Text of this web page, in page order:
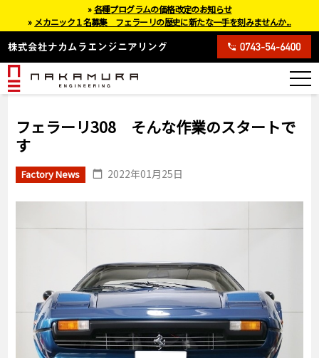
フェラーリ308 そんな作業のスタートで
す
Factory News 2022年01月25日
»各種プログラムの価格改定のお知らせ
» メカニック１名募集 フェラーリの歴史に新たな一手を刻みませんか...